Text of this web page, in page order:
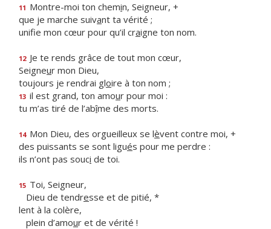
11 Montre-moi ton chemin, Seigneur, +
que je marche suivant ta vérité ;
unifie mon cœur pour qu’il craigne ton nom.
12 Je te rends grâce de tout mon cœur,
Seigneur mon Dieu,
toujours je rendrai gloire à ton nom ;
13 il est grand, ton amour pour moi :
tu m’as tiré de l’abîme des morts.
14 Mon Dieu, des orgueilleux se lèvent contre moi, +
des puissants se sont ligués pour me perdre :
ils n’ont pas souci de toi.
15 Toi, Seigneur,
Dieu de tendresse et de pitié, *
lent à la colère,
plein d’amour et de vérité !